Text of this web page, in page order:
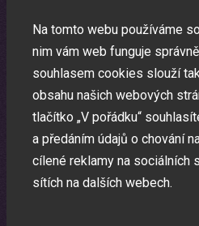
Zábavná akce na míru
Na tomto webu používáme
nim vám web funguje
souhlasem cookies slouží
obsahu našich webových
tlačítko „V pořádku“
a předáním údajů o chování
cílené reklamy na sociálních
sítích na dalších webech.